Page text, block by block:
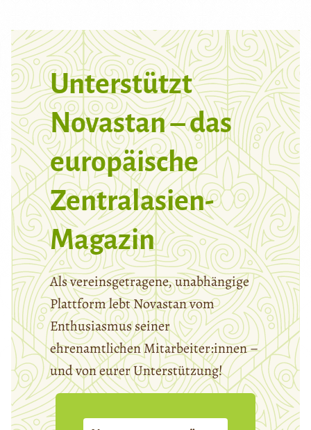
Unterstützt
Novastan – das
europäische
Zentralasien-
Magazin
Als vereinsgetragene, unabhängige
Plattform lebt Novastan vom
Enthusiasmus seiner
ehrenamtlichen Mitarbeiter:innen –
und von eurer Unterstützung!